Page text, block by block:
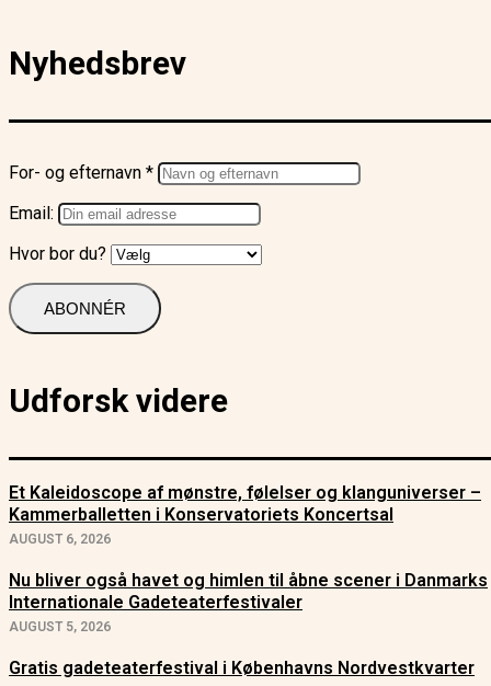
Nyhedsbrev
For- og efternavn *
Email:
Hvor bor du?
Udforsk videre
Et Kaleidoscope af mønstre, følelser og klanguniverser –
Kammerballetten i Konservatoriets Koncertsal
AUGUST 6, 2026
Nu bliver også havet og himlen til åbne scener i Danmarks
Internationale Gadeteaterfestivaler
AUGUST 5, 2026
Gratis gadeteaterfestival i Københavns Nordvestkvarter